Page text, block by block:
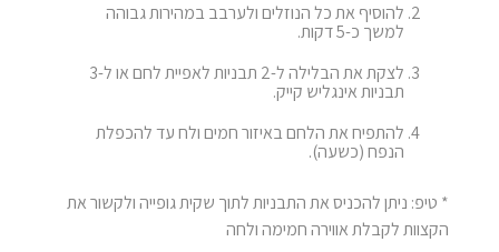
להוסיף את כל הנוזלים ולערבב במהירות גבוהה
למשך כ-5 דקות.
לצקת את הבלילה ל-2 תבניות לאפיית לחם או ל-3
תבניות אינגליש קייק.
להתפיח את הלחם באיזור חמים ולח עד להכפלת
הנפח (כשעה).
* טיפ: ניתן להכניס את התבניות לתוך שקית גופייה ולקשור את
הקצוות לקבלת אווירה חמימה ולחה